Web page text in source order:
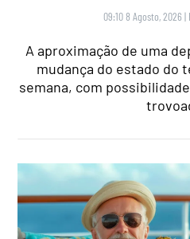
09:10 8 Agosto, 2026 |
A aproximação de uma
mudança do estado do
semana, com